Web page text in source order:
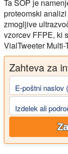
Ta SOP je
proteomski
zmogljive
vzorcev FFPE, ki
VialTweeter Multi-
Zahteva za
E-poštni naslov
Izdelek ali